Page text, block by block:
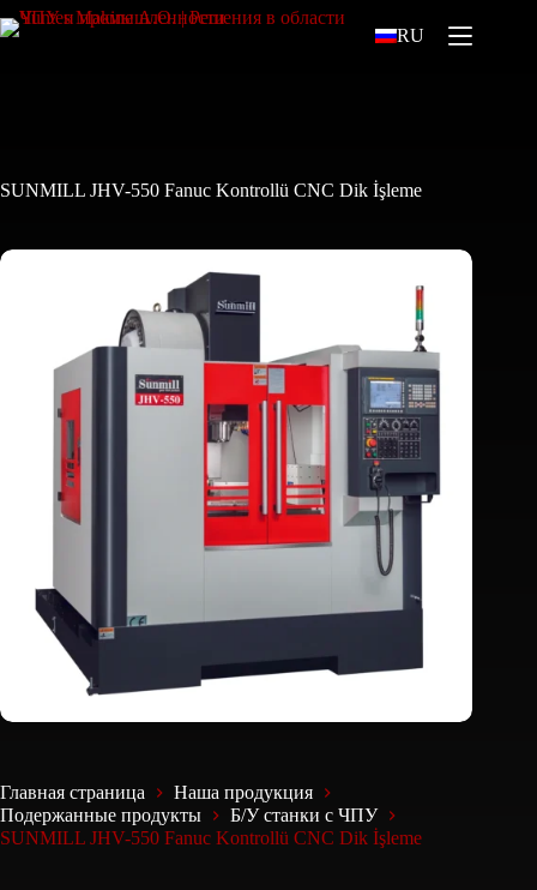
RU
SUNMILL JHV-550 Fanuc Kontrollü CNC Dik İşleme
Главная страница
Наша продукция
Подержанные продукты
Б/У станки с ЧПУ
SUNMILL JHV-550 Fanuc Kontrollü CNC Dik İşleme